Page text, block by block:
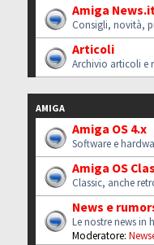
Amiga News.it
Consigli, novità,
Articoli
Archivio articoli e
AMIGA
Amiga OS 4.x
Software e
Amiga OS
Classic, anche
News e
Le nostre news in
Moderatore: